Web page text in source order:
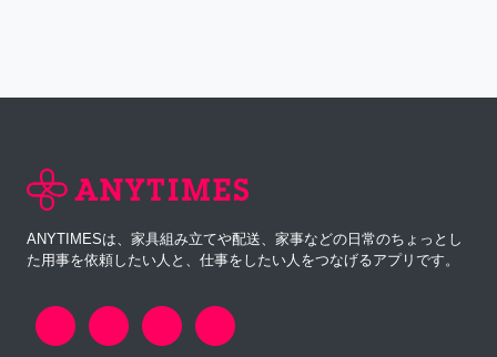
ANYTIMESは、家具組み立てや配送、家事などの日常のちょっとし
た用事を依頼したい人と、仕事をしたい人をつなげるアプリです。